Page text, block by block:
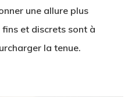
une allure plus
fins et discrets sont à
la tenue.